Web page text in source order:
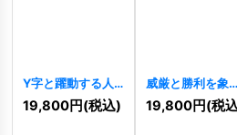
Y字と躍動する人
型のスピードロゴ
11078 ]
19,800円(税込)
威厳と勝利を象徴
するスターだる
ロゴ 11079]
19,800円(税